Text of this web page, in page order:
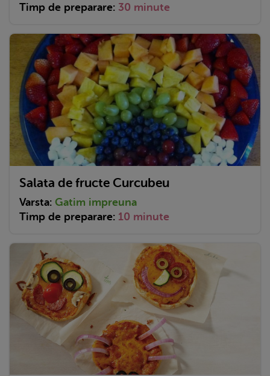
Timp de preparare: 30 minute
Salata de fructe Curcubeu
Varsta: Gatim impreuna
Timp de preparare: 10 minute